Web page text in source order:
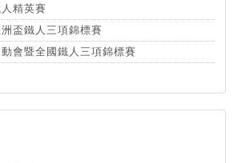
精英賽
盃鐵人三項錦標賽
會暨全國鐵人三項錦標賽